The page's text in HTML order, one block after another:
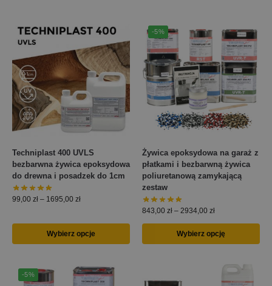
Techniplast 400 UVLS
bezbarwna żywica epoksydowa
do drewna i posadzek do 1cm
99,00 zł – 1695,00 zł
Wybierz opcje
-5%
Żywica epoksydowa na garaż z
płatkami i bezbarwną żywica
poliuretanową zamykającą
zestaw
843,00 zł – 2934,00 zł
Wybierz opcję
-5%